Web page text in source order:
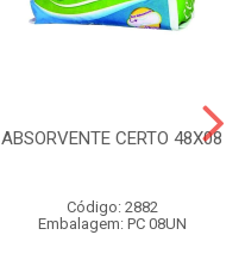
ABSORVENTE CERTO 48X08
Código: 2882
Embalagem: PC 08UN